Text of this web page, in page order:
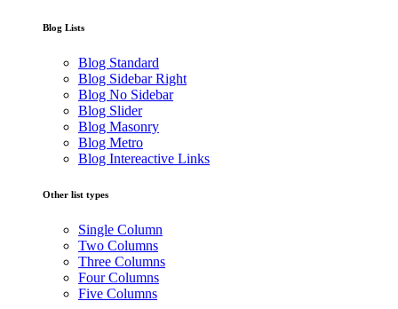
Blog Lists
Blog Standard
Blog Sidebar Right
Blog No Sidebar
Blog Slider
Blog Masonry
Blog Metro
Blog Intereactive Links
Other list types
Single Column
Two Columns
Three Columns
Four Columns
Five Columns